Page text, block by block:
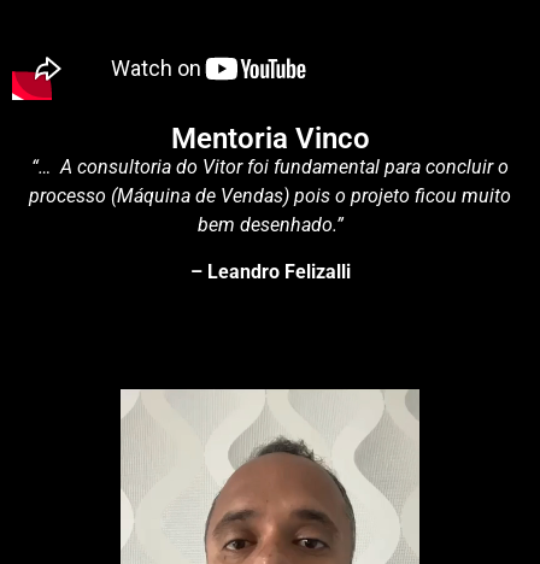
Mentoria Vinco
“… A consultoria do Vitor foi fundamental para concluir o
processo (Máquina de Vendas) pois o projeto ficou muito
bem desenhado.”
– Leandro Felizalli